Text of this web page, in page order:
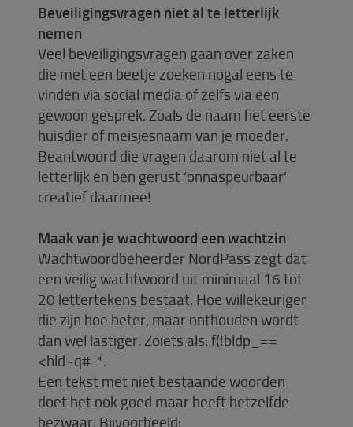
Beveiligingsvragen niet al te letterlijk
nemen
Veel beveiligingsvragen gaan over zaken
die met een beetje zoeken nogal eens te
vinden via social media of zelfs via een
gewoon gesprek. Zoals de naam het eerste
huisdier of meisjesnaam van je moeder.
Beantwoord die vragen daarom niet al te
letterlijk en ben gerust ‘onnaspeurbaar’
creatief daarmee!
Maak van je wachtwoord een wachtzin
Wachtwoordbeheerder NordPass zegt dat
een veilig wachtwoord uit minimaal 16 tot
20 lettertekens bestaat. Hoe willekeuriger
die zijn hoe beter, maar onthouden wordt
dan wel lastiger. Zoiets als: f(!bldp_==
<hld~q#-*.
Een tekst met niet bestaande woorden
doet het ook goed maar heeft hetzelfde
bezwaar. Bijvoorbeeld: